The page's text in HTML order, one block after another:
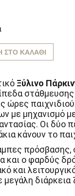
ΣΤΟ ΚΑΛΆΘΙ
Ξύλινο
ώρες
με μηχανισμό
Οι δύο
κάνουν το
πρόσβασης,
και ο φαρδύς
και
μεγάλη